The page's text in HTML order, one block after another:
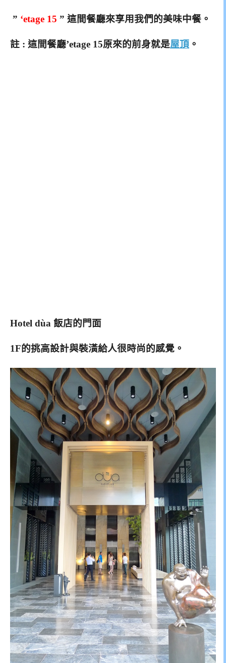
” ‘etage 15 ” 這間餐廳來享用我們的美味中餐。
註 : 這間餐廳’etage 15原來的前身就是屋頂 。
Hotel dùa 飯店的門面
1F的挑高設計與裝潢給人很時尚的感覺。